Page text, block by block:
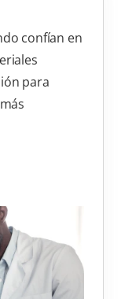
confían en
para